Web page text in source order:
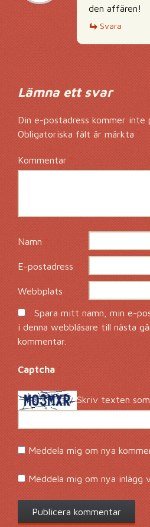
den affären!
Svara
Lämna ett svar
Din e-postadress kommer inte
Obligatoriska fält är märkta *
Kommentar *
Namn*
E-postadress*
Webbplats
Spara mitt namn, min e-
i denna webbläsare till nästa
kommentar.
Captcha *
Skriv texten
Meddela mig om nya
Meddela mig om nya inlägg